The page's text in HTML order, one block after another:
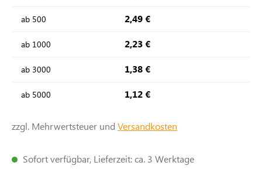
ab 500 2,49 €
ab 1000 2,23 €
ab 3000 1,38 €
ab 5000 1,12 €
zzgl. Mehrwertsteuer und Versandkosten
Sofort verfügbar, Lieferzeit: ca. 3 Werktage